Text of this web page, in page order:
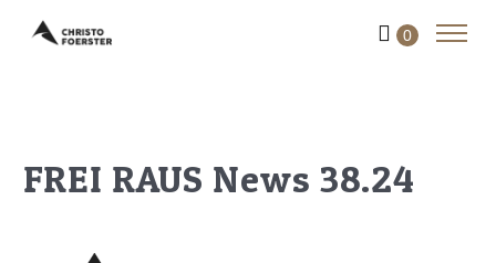
0
️FREI RAUS News 38.24